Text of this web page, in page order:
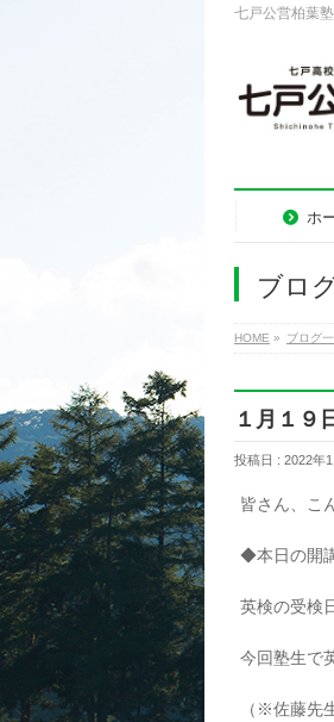
七戸公営柏葉
ホ
ブロ
HOME » ブログ
１月１９
投稿日 : 2022年1
皆さん、こ
◆本日の開
英検の受検
今回塾生で
（※佐藤先